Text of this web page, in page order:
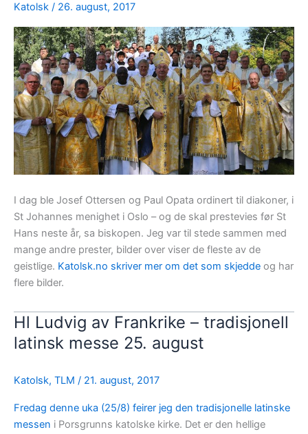
Katolsk / 26. august, 2017
I dag ble Josef Ottersen og Paul Opata ordinert til diakoner, i
St Johannes menighet i Oslo – og de skal prestevies før St
Hans neste år, sa biskopen. Jeg var til stede sammen med
mange andre prester, bilder over viser de fleste av de
geistlige. Katolsk.no skriver mer om det som skjedde og har
flere bilder.
Hl Ludvig av Frankrike – tradisjonell
latinsk messe 25. august
Katolsk, TLM / 21. august, 2017
Fredag denne uka (25/8) feirer jeg den tradisjonelle latinske
messen i Porsgrunns katolske kirke. Det er den hellige